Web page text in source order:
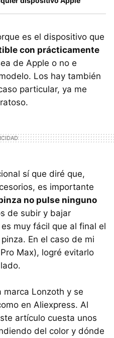
es el dispositivo que
con prácticamente
de Apple o no e
Los hay también
particular, ya me
sí que diré que,
es importante
no pulse ninguno
de subir y bajar
muy fácil que al final el
En el caso de mi
Max), logré evitarlo
marca Lonzoth y se
en Aliexpress. Al
artículo cuesta unos
del color y dónde